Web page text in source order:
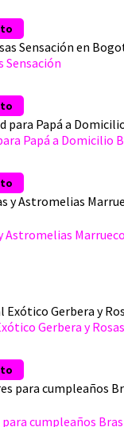
Sensación
Papá a Domicilio
Astromelias
Gerbera y Rosas
cumpleaños